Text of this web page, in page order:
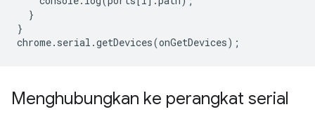
}
}
chrome. serial .getDevices(onGetDevices);
Menghubungkan ke perangkat serial